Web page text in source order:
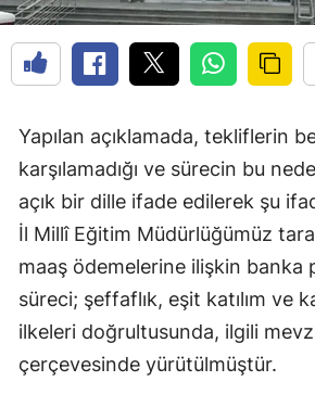
Yapılan açıklamada, tekliflerin
karşılamadığı ve sürecin bu
açık bir dille ifade edilerek şu
İl Millî Eğitim Müdürlüğümüz
maaş ödemelerine ilişkin banka
süreci; şeffaflık, eşit katılım ve
ilkeleri doğrultusunda, ilgili
çerçevesinde yürütülmüştür.